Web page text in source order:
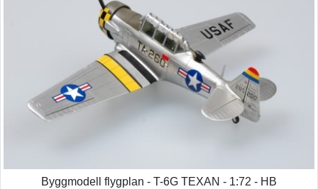
Byggmodell flygplan - T-6G TEXAN - 1:72 - HB